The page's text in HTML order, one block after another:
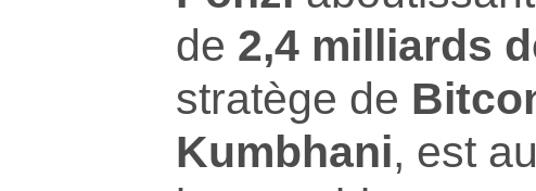
de 2,4 milliards
stratège de
Kumbhani, est